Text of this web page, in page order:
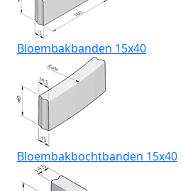
Bloembakbanden 15x40
Bloembakbochtbanden 15x40